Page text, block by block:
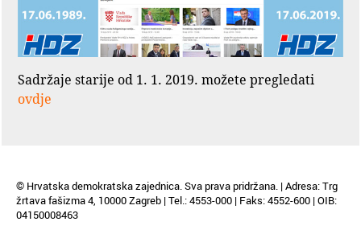
Sadržaje starije od 1. 1. 2019. možete pregledati
ovdje
© Hrvatska demokratska zajednica. Sva prava pridržana. | Adresa: Trg
žrtava fašizma 4, 10000 Zagreb | Tel.: 4553-000 | Faks: 4552-600 | OIB:
04150008463